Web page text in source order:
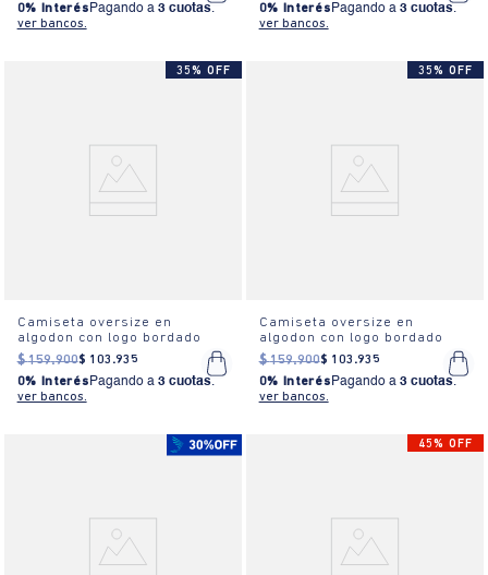
0% Interés Pagando a 3 cuotas.
ver bancos.
0% Interés Pagando a 3 cuotas.
ver bancos.
35% OFF
Camiseta oversize en
algodon con logo bordado
$ 159.900$ 103 .935
0% Interés Pagando a 3 cuotas.
ver bancos.
35% OFF
Camiseta oversize en
algodon con logo bordado
$ 159.900$ 103 .935
0% Interés Pagando a 3 cuotas.
ver bancos.
45% OFF